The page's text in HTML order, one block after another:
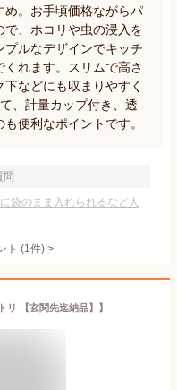
め。お手頃価格ながらパ
で、ホコリや虫の浸入を
ルなデザインでキッチ
れます。スリムで高さ
などにも収まりやすく
、計量カップ付き、透
便利なポイントです。
問
袋のまま入れられるなど人
ト (1件) >
【玄関先迄納品】】